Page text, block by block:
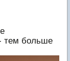
тем больше